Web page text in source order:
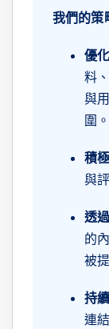
我們的策
優
料
與
圍。
積
與
透
的
被
持
連